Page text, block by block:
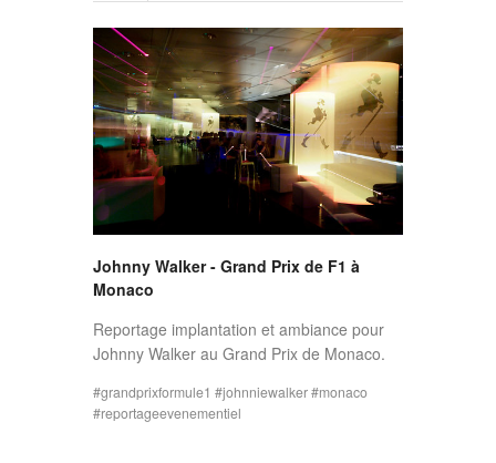
Johnny Walker - Grand Prix de F1 à
Monaco
Reportage implantation et ambiance pour
Johnny Walker au Grand Prix de Monaco.
grandprixformule1 johnniewalker
monaco
reportageevenementiel